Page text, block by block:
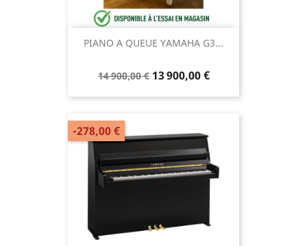
PIANO A QUEUE YAMAHA G3...
14 900,00 € 13 900,00 €
-278,00 €